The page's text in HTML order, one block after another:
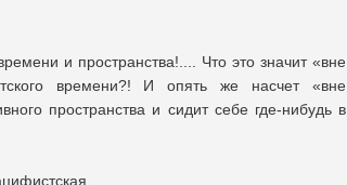
и пространства!.... Что это значит «вне
времени?! И опять же насчет «вне
пространства и сидит себе где-нибудь в